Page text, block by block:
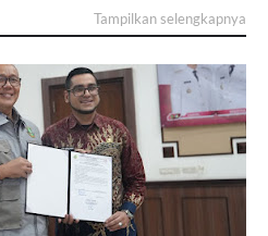
Tampilkan selengkapnya